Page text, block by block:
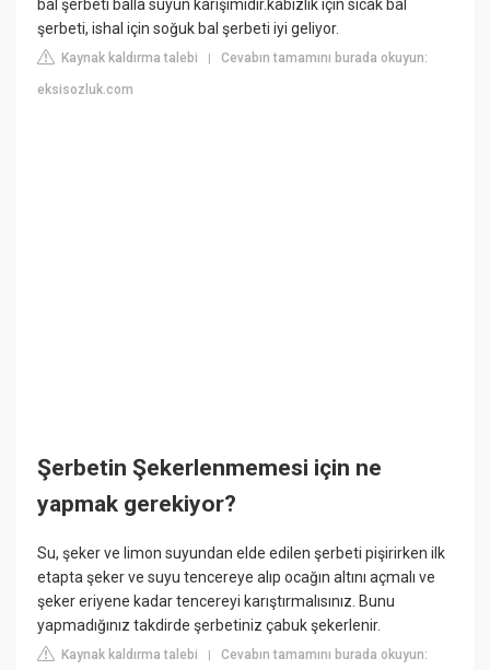
bal şerbeti balla suyun karışımıdır.kabızlık için sıcak bal
şerbeti, ishal için soğuk bal şerbeti iyi geliyor.
Kaynak kaldırma talebi |Cevabın tamamını burada okuyun:
eksisozluk.com
Şerbetin Şekerlenmemesi için ne
yapmak gerekiyor?
Su, şeker ve limon suyundan elde edilen şerbeti pişirirken ilk
etapta şeker ve suyu tencereye alıp ocağın altını açmalı ve
şeker eriyene kadar tencereyi karıştırmalısınız. Bunu
yapmadığınız takdirde şerbetiniz çabuk şekerlenir.
Kaynak kaldırma talebi |Cevabın tamamını burada okuyun: